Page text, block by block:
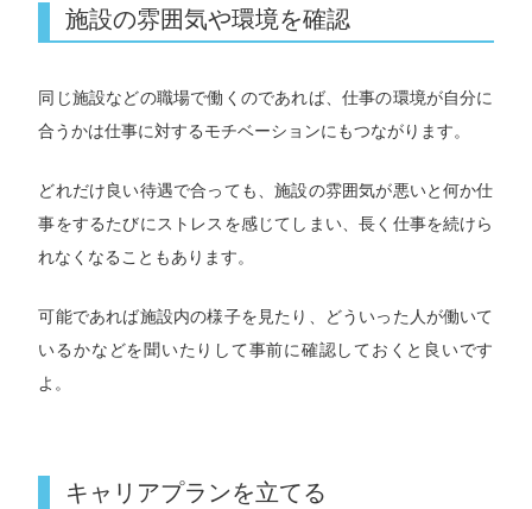
施設の雰囲気や環境を確認
同じ施設などの職場で働くのであれば、仕事の環境が自分に
合うかは仕事に対するモチベーションにもつながります。
どれだけ良い待遇で合っても、施設の雰囲気が悪いと何か仕
事をするたびにストレスを感じてしまい、長く仕事を続けら
れなくなることもあります。
可能であれば施設内の様子を見たり、どういった人が働いて
いるかなどを聞いたりして事前に確認しておくと良いです
よ。
キャリアプランを立てる